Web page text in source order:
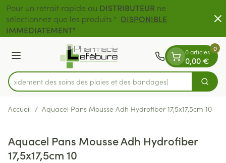
Aller au contenu
1 de 2
Pour un retrait rapide au DISTRIBUTEUR ne
sélectionnez que les produits " DISPONIBLE
IMMEDIATEMENT"
Livraison
Menu
Rechercher
rapidement des soins des plaies et des bandages
0 articles
0,00 €
0
Accueil / Aquacel Pans Mousse Adh Hydrofiber 17,5x17,5cm 10
Aquacel Pans Mousse Adh Hydrofiber
17,5x17,5cm 10